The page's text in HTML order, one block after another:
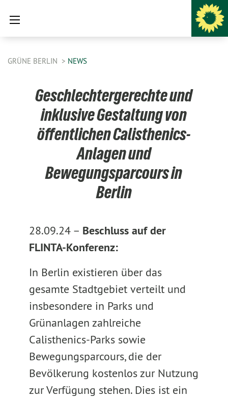
GRÜNE BERLIN NEWS
Geschlechtergerechte und
inklusive Gestaltung von
öffentlichen Calisthenics-
Anlagen und
Bewegungsparcours in
Berlin
28.09.24 – Beschluss auf der
FLINTA-Konferenz:
In Berlin existieren über das
gesamte Stadtgebiet verteilt und
insbesondere in Parks und
Grünanlagen zahlreiche
Calisthenics-Parks sowie
Bewegungsparcours, die der
Bevölkerung kostenlos zur Nutzung
zur Verfügung stehen. Dies ist ein